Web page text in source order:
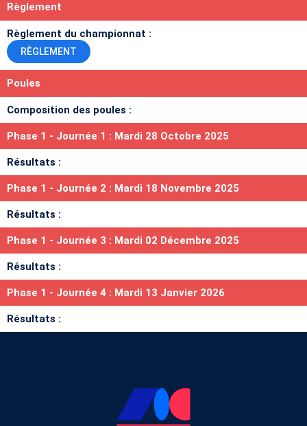
Règlement
Règlement du championnat :
RÈGLEMENT
Poules
Composition des poules :
Phase 1 - Journée 1 : Mardi 28 Octobre 2025
Résultats :
Phase 1 - Journée 2 : Mardi 18 Novembre 2025
Résultats :
Phase 1 - Journée 3 : Mardi 02 Décembre 2025
Résultats :
Phase 1 - Journée 4 : Mardi 13 Janvier 2026
Résultats :